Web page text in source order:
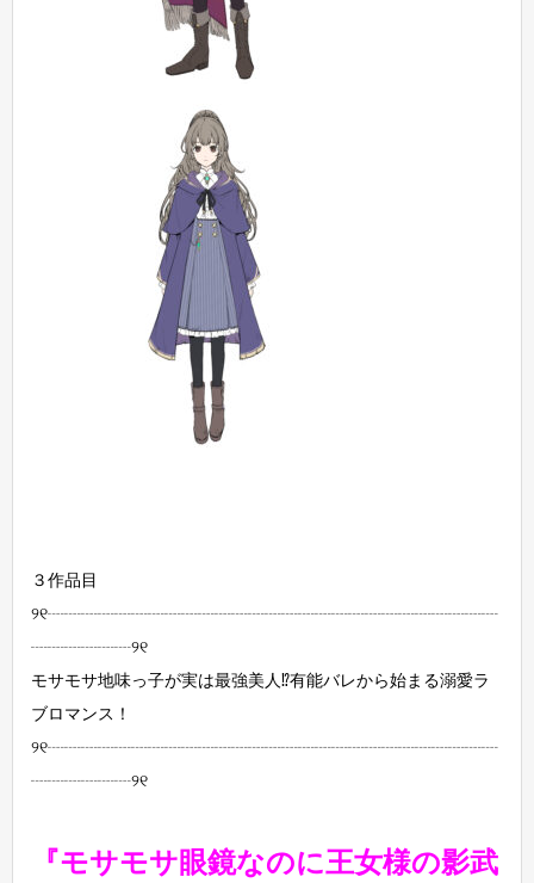
３作品目
୨୧┈┈┈┈┈┈┈┈┈┈┈┈┈┈┈┈┈┈┈┈┈┈┈┈┈┈┈
┈┈┈┈┈┈୨୧
モサモサ地味っ子が実は最強美人⁉有能バレから始まる溺愛ラ
ブロマンス！
୨୧┈┈┈┈┈┈┈┈┈┈┈┈┈┈┈┈┈┈┈┈┈┈┈┈┈┈┈
┈┈┈┈┈┈୨୧
『モサモサ眼鏡なのに王女様の影武